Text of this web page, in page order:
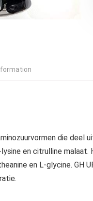
die
en citrulline
en L-glycine. GH